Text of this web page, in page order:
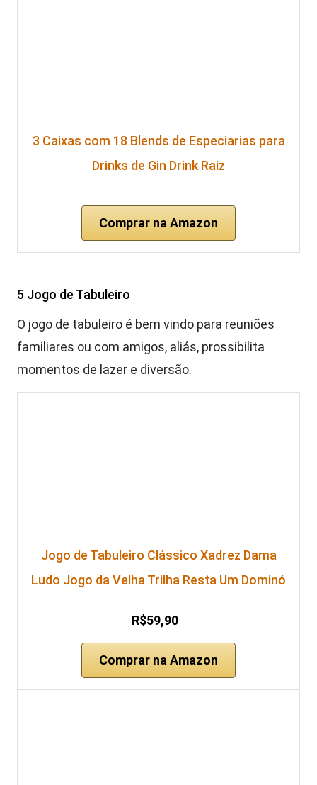
3 Caixas com 18 Blends de Especiarias para
Drinks de Gin Drink Raiz
Comprar na Amazon
5 Jogo de Tabuleiro
O jogo de tabuleiro é bem vindo para reuniões
familiares ou com amigos, aliás, prossibilita
momentos de lazer e diversão.
Jogo de Tabuleiro Clássico Xadrez Dama
Ludo Jogo da Velha Trilha Resta Um Dominó
R$59,90
Comprar na Amazon